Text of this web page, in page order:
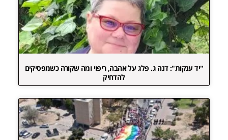
"יד ענקות": דנה ג. פלג על אהבה, ריפוי ומה שקורה כשמפסיקים
להדחיק